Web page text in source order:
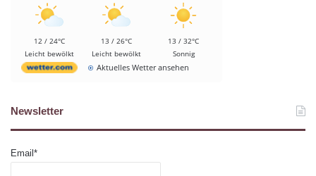
12 / 24°C
Leicht bewölkt
13 / 26°C
Leicht bewölkt
13 / 32°C
Sonnig
Aktuelles Wetter ansehen
Newsletter
Email*